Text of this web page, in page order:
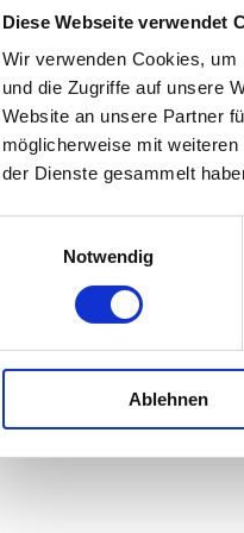
Diese Webseite verwendet
Wir verwenden Cookies,
und die Zugriffe auf unsere
Website an unsere Partner
möglicherweise mit
der Dienste gesammelt
Notwendig
Ablehnen
Kontakt
-naturheilkunde
Tina Löffler
Büdesheimer Str. 22
+49 152 34557772